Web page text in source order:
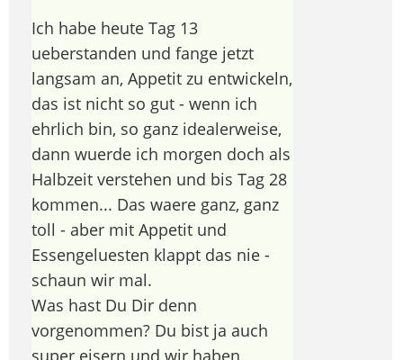
Ich habe heute Tag 13
ueberstanden und fange jetzt
langsam an, Appetit zu entwickeln,
das ist nicht so gut - wenn ich
ehrlich bin, so ganz idealerweise,
dann wuerde ich morgen doch als
Halbzeit verstehen und bis Tag 28
kommen... Das waere ganz, ganz
toll - aber mit Appetit und
Essengeluesten klappt das nie -
schaun wir mal.
Was hast Du Dir denn
vorgenommen? Du bist ja auch
super eisern und wir haben